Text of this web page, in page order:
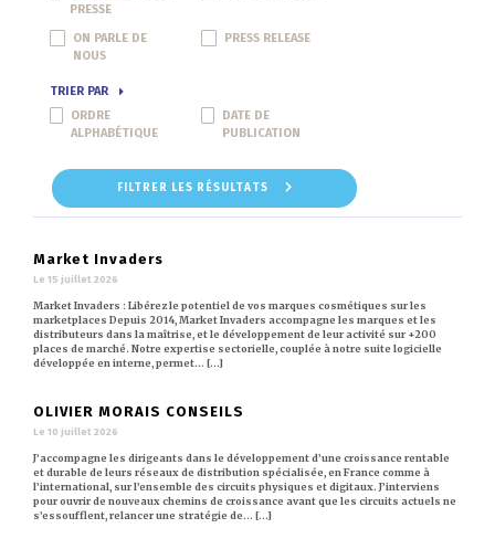
PRESSE
ON PARLE DE
NOUS
PRESS RELEASE
TRIER PAR
ORDRE
ALPHABÉTIQUE
DATE DE
PUBLICATION
FILTRER LES RÉSULTATS
Market Invaders
Le 15 juillet 2026
Market Invaders : Libérez le potentiel de vos marques cosmétiques sur les
marketplaces Depuis 2014, Market Invaders accompagne les marques et les
distributeurs dans la maîtrise, et le développement de leur activité sur +200
places de marché. Notre expertise sectorielle, couplée à notre suite logicielle
développée en interne, permet… [...]
OLIVIER MORAIS CONSEILS
Le 10 juillet 2026
J’accompagne les dirigeants dans le développement d’une croissance rentable
et durable de leurs réseaux de distribution spécialisée, en France comme à
l’international, sur l’ensemble des circuits physiques et digitaux. J’interviens
pour ouvrir de nouveaux chemins de croissance avant que les circuits actuels ne
s’essoufflent, relancer une stratégie de… [...]